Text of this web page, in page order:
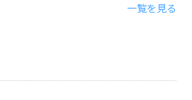
一覧を見る